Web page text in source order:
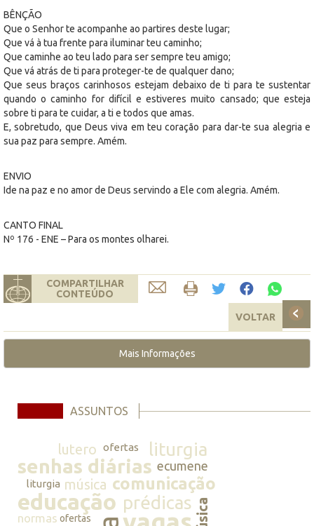
BÊNÇÃO
Que o Senhor te acompanhe ao partires deste lugar;
Que vá à tua frente para iluminar teu caminho;
Que caminhe ao teu lado para ser sempre teu amigo;
Que vá atrás de ti para proteger-te de qualquer dano;
Que seus braços carinhosos estejam debaixo de ti para te sustentar
quando o caminho for difícil e estiveres muito cansado; que esteja
sobre ti para te cuidar, a ti e todos que amas.
E, sobretudo, que Deus viva em teu coração para dar-te sua alegria e
sua paz para sempre. Amém.
ENVIO
Ide na paz e no amor de Deus servindo a Ele com alegria. Amém.
CANTO FINAL
Nº 176 - ENE – Para os montes olharei.
COMPARTILHAR
CONTEÚDO
VOLTAR
Mais Informações
ASSUNTOS
lutero ofertas liturgia
senhas diárias ecumene
liturgia música comunicação
educação prédicas
normas ofertas